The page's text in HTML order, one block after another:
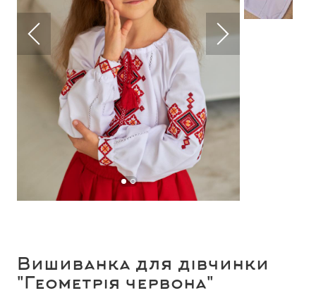
Вишиванка для дівчинки
"Геометрія червона"